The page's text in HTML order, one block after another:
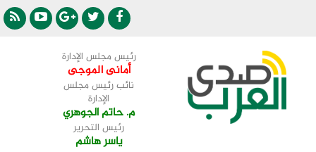
رئيس مجلس الإدارة
أمانى الموجى
نائب رئيس مجلس
الإدارة
م. حاتم الجوهري
رئيس التحرير
ياسر هاشم